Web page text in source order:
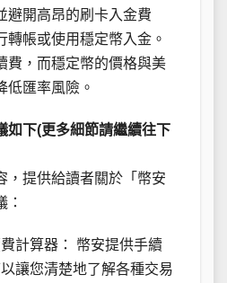
避開高昂的刷卡入金費
轉帳或使用穩定幣入金。
費，而穩定幣的價格與美
低匯率風險。
如下(更多細節請繼續往下
，提供給讀者關於「幣安
計算器： 幣安提供手續
讓您清楚地了解各種交易